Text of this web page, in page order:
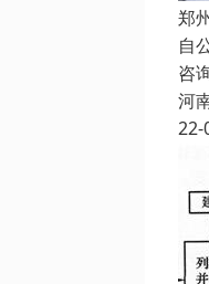
郑
自
咨
河
22-